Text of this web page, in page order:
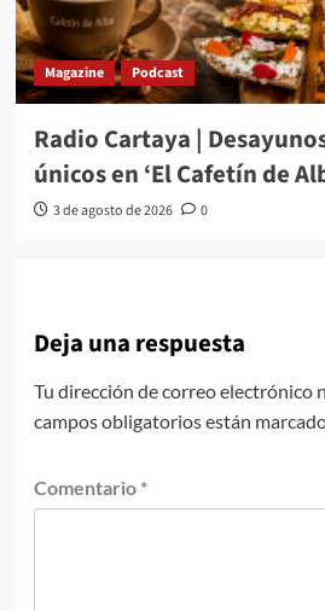
Magazine Podcast
Radio Cartaya |
únicos en ‘El Cafetín de
3 de agosto de 2026 0
Deja una respuesta
Tu dirección de correo electrónico
campos obligatorios están
Comentario *